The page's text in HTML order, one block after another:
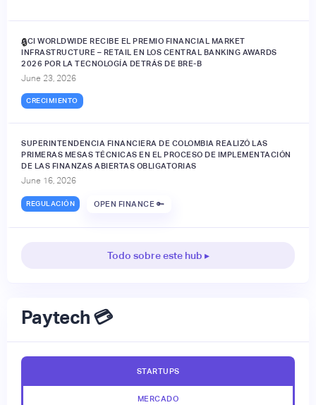
ACI WORLDWIDE RECIBE EL PREMIO FINANCIAL MARKET
INFRASTRUCTURE – RETAIL EN LOS CENTRAL BANKING AWARDS
2026 POR LA TECNOLOGÍA DETRÁS DE BRE-B
June 23, 2026
CRECIMIENTO
🔒
SUPERINTENDENCIA FINANCIERA DE COLOMBIA REALIZÓ LAS
PRIMERAS MESAS TÉCNICAS EN EL PROCESO DE IMPLEMENTACIÓN
DE LAS FINANZAS ABIERTAS OBLIGATORIAS
June 16, 2026
REGULACIÓN OPEN FINANCE 🔑
Todo sobre este hub ▸
Paytech 💳
STARTUPS
MERCADO